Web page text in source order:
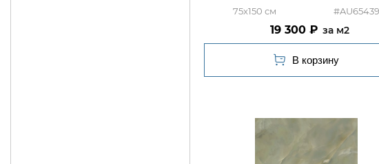
75x150 #AU65439
19 300 м2